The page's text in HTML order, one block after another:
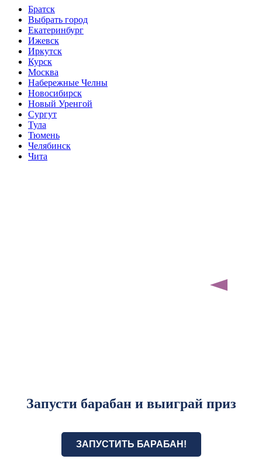
Братск
Выбрать город
Екатеринбург
Ижевск
Иркутск
Курск
Москва
Набережные Челны
Новосибирск
Новый Уренгой
Сургут
Тула
Тюмень
Челябинск
Чита
Запусти барабан и выиграй приз
ЗАПУСТИТЬ БАРАБАН!